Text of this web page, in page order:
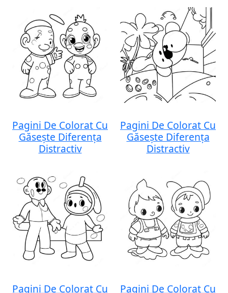
Pagini De Colorat Cu
Găsește Diferența
Distractiv
Pagini De Colorat Cu
Găsește Diferența
Distractiv
Pagini De Colorat Cu
Pagini De Colorat Cu